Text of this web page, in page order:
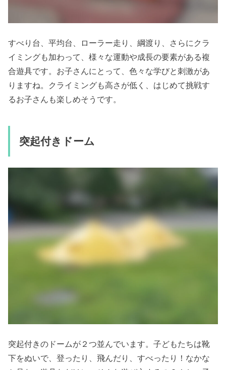
すべり台、平均台、ローラー走り、綱渡り、さらにクラ
イミングも加わって、様々な運動や成長の要素がある複
合遊具です。お子さんにとって、色々な学びと刺激があ
りますね。 クライミングも高さが低く、はじめて挑戦す
るお子さんも楽しめそうです。
突起付きドーム
突起付きのドームが２つ並んでいます。子どもたちは靴
下をぬいで、登ったり、飛んだり、すべったり！ なかな